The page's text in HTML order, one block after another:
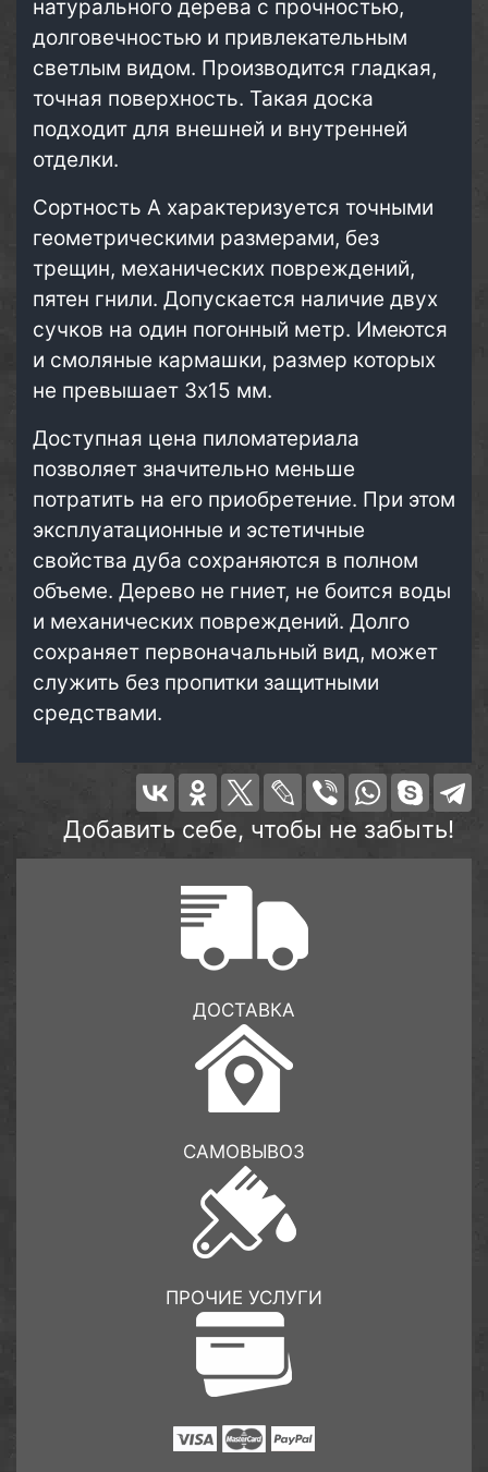
натурального дерева с прочностью,
долговечностью и привлекательным
светлым видом. Производится гладкая,
точная поверхность. Такая доска
подходит для внешней и внутренней
отделки.
Сортность А характеризуется точными
геометрическими размерами, без
трещин, механических повреждений,
пятен гнили. Допускается наличие двух
сучков на один погонный метр. Имеются
и смоляные кармашки, размер которых
не превышает 3х15 мм.
Доступная цена пиломатериала
позволяет значительно меньше
потратить на его приобретение. При этом
эксплуатационные и эстетичные
свойства дуба сохраняются в полном
объеме. Дерево не гниет, не боится воды
и механических повреждений. Долго
сохраняет первоначальный вид, может
служить без пропитки защитными
средствами.
Добавить себе, чтобы не забыть!
ДОСТАВКА
САМОВЫВОЗ
ПРОЧИЕ УСЛУГИ